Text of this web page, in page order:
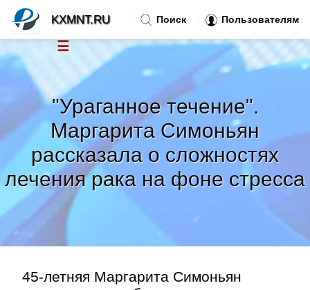
"Ураганное течение".
Маргарита Симоньян
рассказала о сложностях
лечения рака на фоне стресса
45-летняя Маргарита Симоньян
Поиск Пользователям
KXMNT.RU
☰
Тренды новостей »
Рубрики»
Правила »